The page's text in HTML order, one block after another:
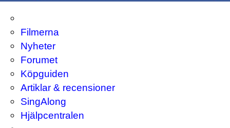
Filmerna
Nyheter
Forumet
Köpguiden
Artiklar & recensioner
SingAlong
Hjälpcentralen